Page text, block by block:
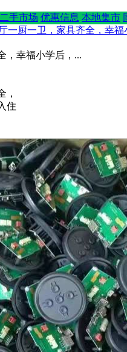
二手市场 优惠信息 本地集市
一厨一卫，家具齐全，幸福
，幸福小学后，...
，
住